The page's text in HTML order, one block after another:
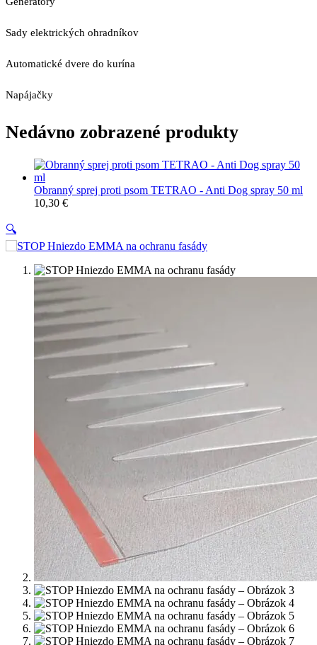
Sady elektrických ohradníkov
Automatické dvere do kurína
Napájačky
Nedávno zobrazené produkty
Obranný sprej proti psom TETRAO - Anti Dog spray 50 ml
10,30 €
🔍